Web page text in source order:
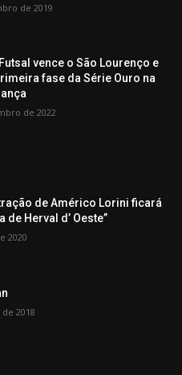
de 2019
vence o São Lourenço e
fase da Série Ouro na
de 2022
de Américo Lorini ficará
de Herval d’ Oeste”
2020
2018